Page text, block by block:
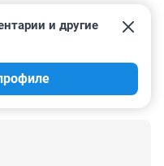
и другие